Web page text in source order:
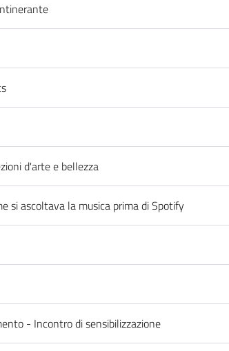
d'arte e bellezza
si ascoltava la musica prima di Spotify
- Incontro di sensibilizzazione